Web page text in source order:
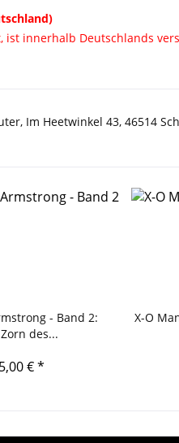
ist innerhalb Deutschlands
Im Heetwinkel 43, 46514
- Band 2:
des...
€ *
X-O